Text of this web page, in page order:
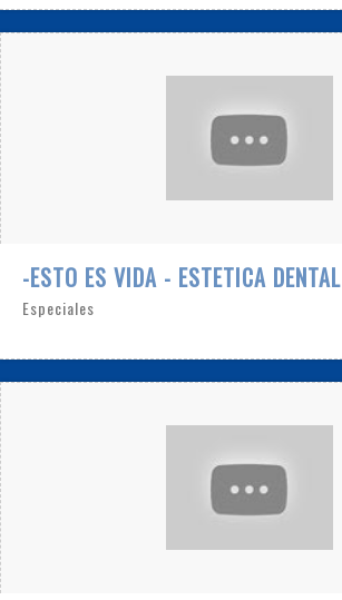
-ESTO ES VIDA - ESTETICA DENTAL
Especiales